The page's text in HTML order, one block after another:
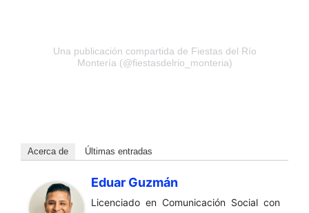
Una publicación compartida de Fiestas del Río
Montería (@fiestasdelrio_monteria)
Acerca de Últimas entradas
Eduar Guzmán
Licenciado en Comunicación Social con